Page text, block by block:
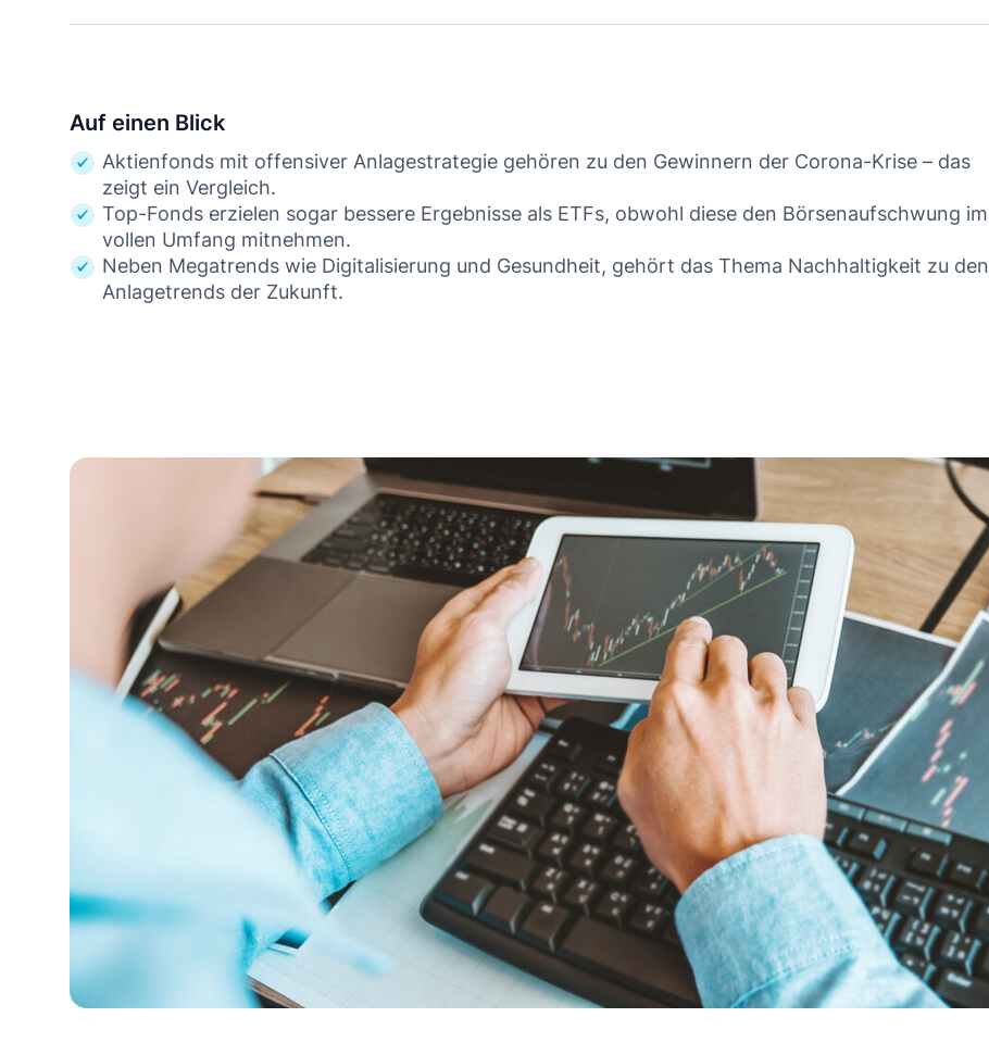
Auf einen Blick
Aktienfonds mit offensiver Anlagestrategie gehören zu den Gewinnern der Corona-Krise – das
zeigt ein Vergleich.
Top-Fonds erzielen sogar bessere Ergebnisse als ETFs, obwohl diese den Börsenaufschwung im
vollen Umfang mitnehmen.
Neben Megatrends wie Digitalisierung und Gesundheit, gehört das Thema Nachhaltigkeit zu den
Anlagetrends der Zukunft.